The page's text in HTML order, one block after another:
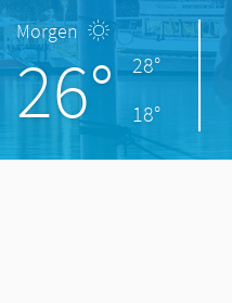
Morgen
26°
28°
18°